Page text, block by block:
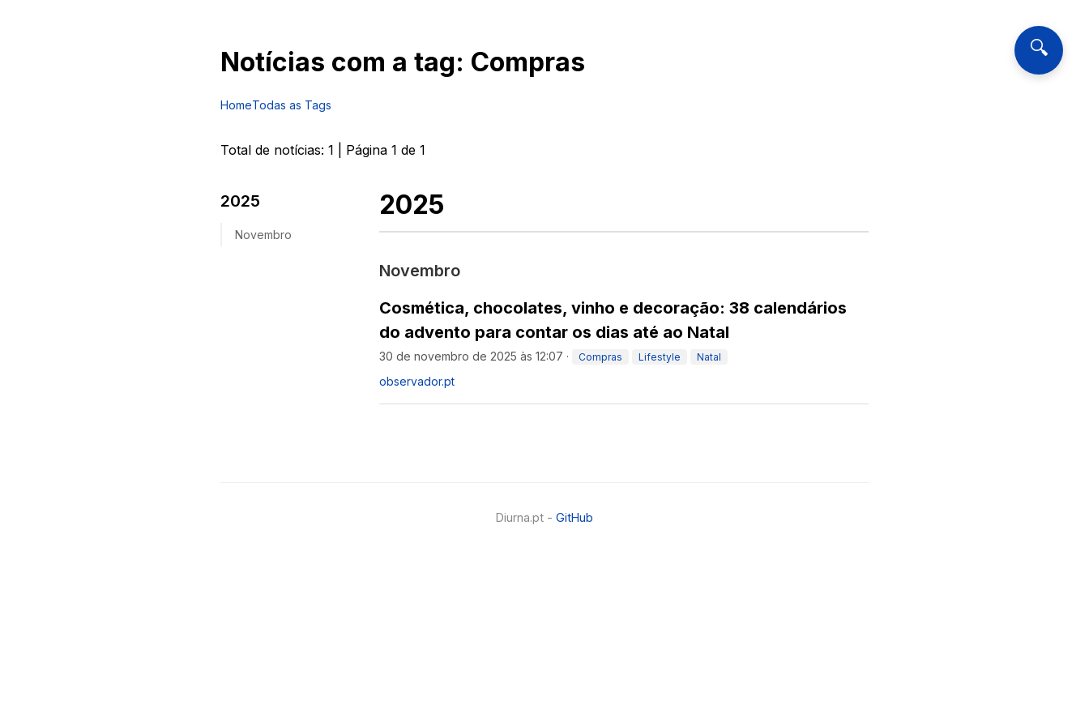
🔍
Notícias com a tag: Compras
HomeTodas as Tags
Total de notícias: 1 | Página 1 de 1
2025
Novembro
2025
Novembro
Cosmética, chocolates, vinho e decoração: 38 calendários
do advento para contar os dias até ao Natal
30 de novembro de 2025 às 12:07 · Compras Lifestyle Natal
observador.pt
Diurna.pt - GitHub